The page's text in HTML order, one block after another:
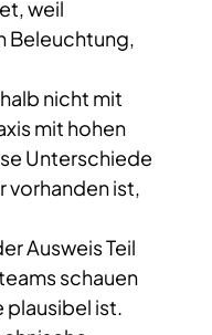
weil
Beleuchtung,
nicht mit
mit hohen
Unterschiede
vorhanden ist,
Ausweis Teil
schauen
plausibel ist.